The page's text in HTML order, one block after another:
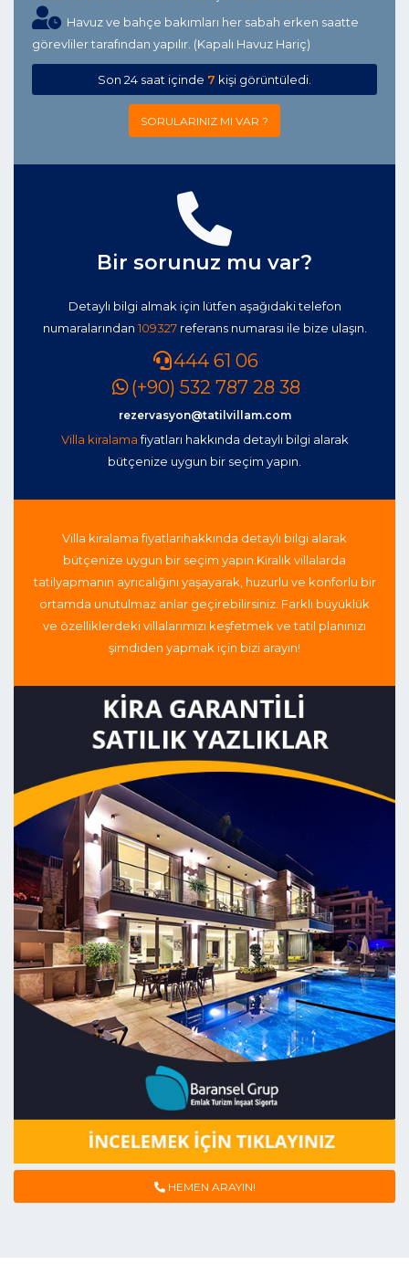
Havuz ve bahçe bakımları her sabah erken saatte
görevliler tarafından yapılır. (Kapalı Havuz Hariç)
Son 24 saat içinde 7 kişi görüntüledi.
SORULARINIZ MI VAR ?
Bir sorunuz mu var?
Detaylı bilgi almak için lütfen aşağıdaki telefon
numaralarından109327referans numarası ile bize ulaşın.
444 61 06
(+90) 532 787 28 38
rezervasyon@tatilvillam.com
Villa kiralamafiyatları hakkında detaylı bilgi alarak
bütçenize uygun bir seçim yapın.
Villa kiralama fiyatlarıhakkında detaylı bilgi alarak
bütçenize uygun bir seçim yapın.Kiralık villalarda
tatilyapmanın ayrıcalığını yaşayarak, huzurlu ve konforlu bir
ortamda unutulmaz anlar geçirebilirsiniz. Farklı büyüklük
ve özelliklerdeki villalarımızı keşfetmek ve tatil planınızı
şimdiden yapmak için bizi arayın!
HEMEN ARAYIN!